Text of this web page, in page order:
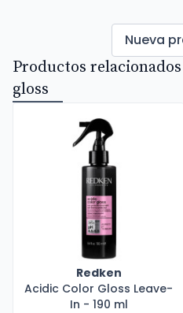
Nueva
Productos
gloss
Redken
Acidic Color Gloss Leave-
In - 190 ml